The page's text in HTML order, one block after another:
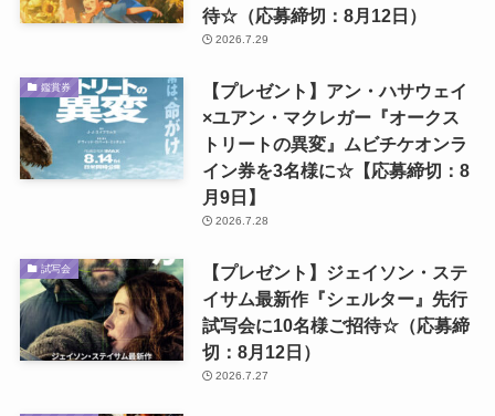
待☆（応募締切：8月12日）
2026.7.29
鑑賞券
【プレゼント】アン・ハサウェイ
×ユアン・マクレガー『オークス
トリートの異変』ムビチケオンラ
イン券を3名様に☆【応募締切：8
月9日】
2026.7.28
試写会
【プレゼント】ジェイソン・ステ
イサム最新作『シェルター』先行
試写会に10名様ご招待☆（応募締
切：8月12日）
2026.7.27